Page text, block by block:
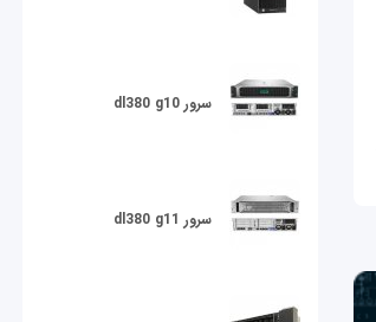
سرور dl380 g10
سرور dl380 g11